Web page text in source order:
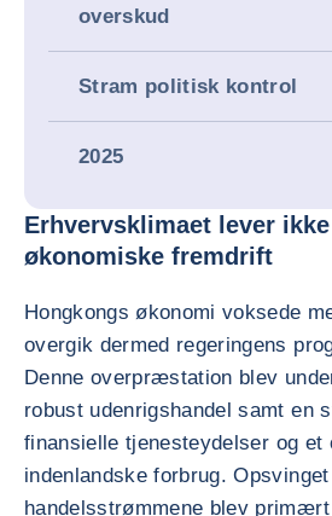
overskud
Stram politisk kontrol
2025
Erhvervsklimaet lever
økonomiske fremdrift
Hongkongs økonomi voksede
overgik dermed regeringens
Denne overpræstation blev
robust udenrigshandel samt en
finansielle tjenesteydelser og et
indenlandske forbrug.
handelsstrømmene blev